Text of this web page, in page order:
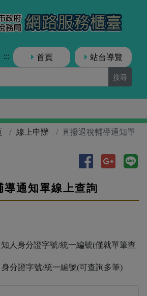
臺南
::: 首頁 站台導覽
搜尋
線上申辦
直撥退稅輔導通知單
分享到分享到分
導通知單線上查詢
人身分證字號/統一編號(僅就單筆查
分證字號/統一編號(可查詢多筆)
務局(以下稱本局)依據「個人資料
項規定，於您使用本服務前，應向
：稅務行政、調查、統計與研究分
、其他財政服務。
本局因提供服務需蒐集您的個人
名、國民身分證統一編號(或護照
本局因提供服務所須之保存期間。